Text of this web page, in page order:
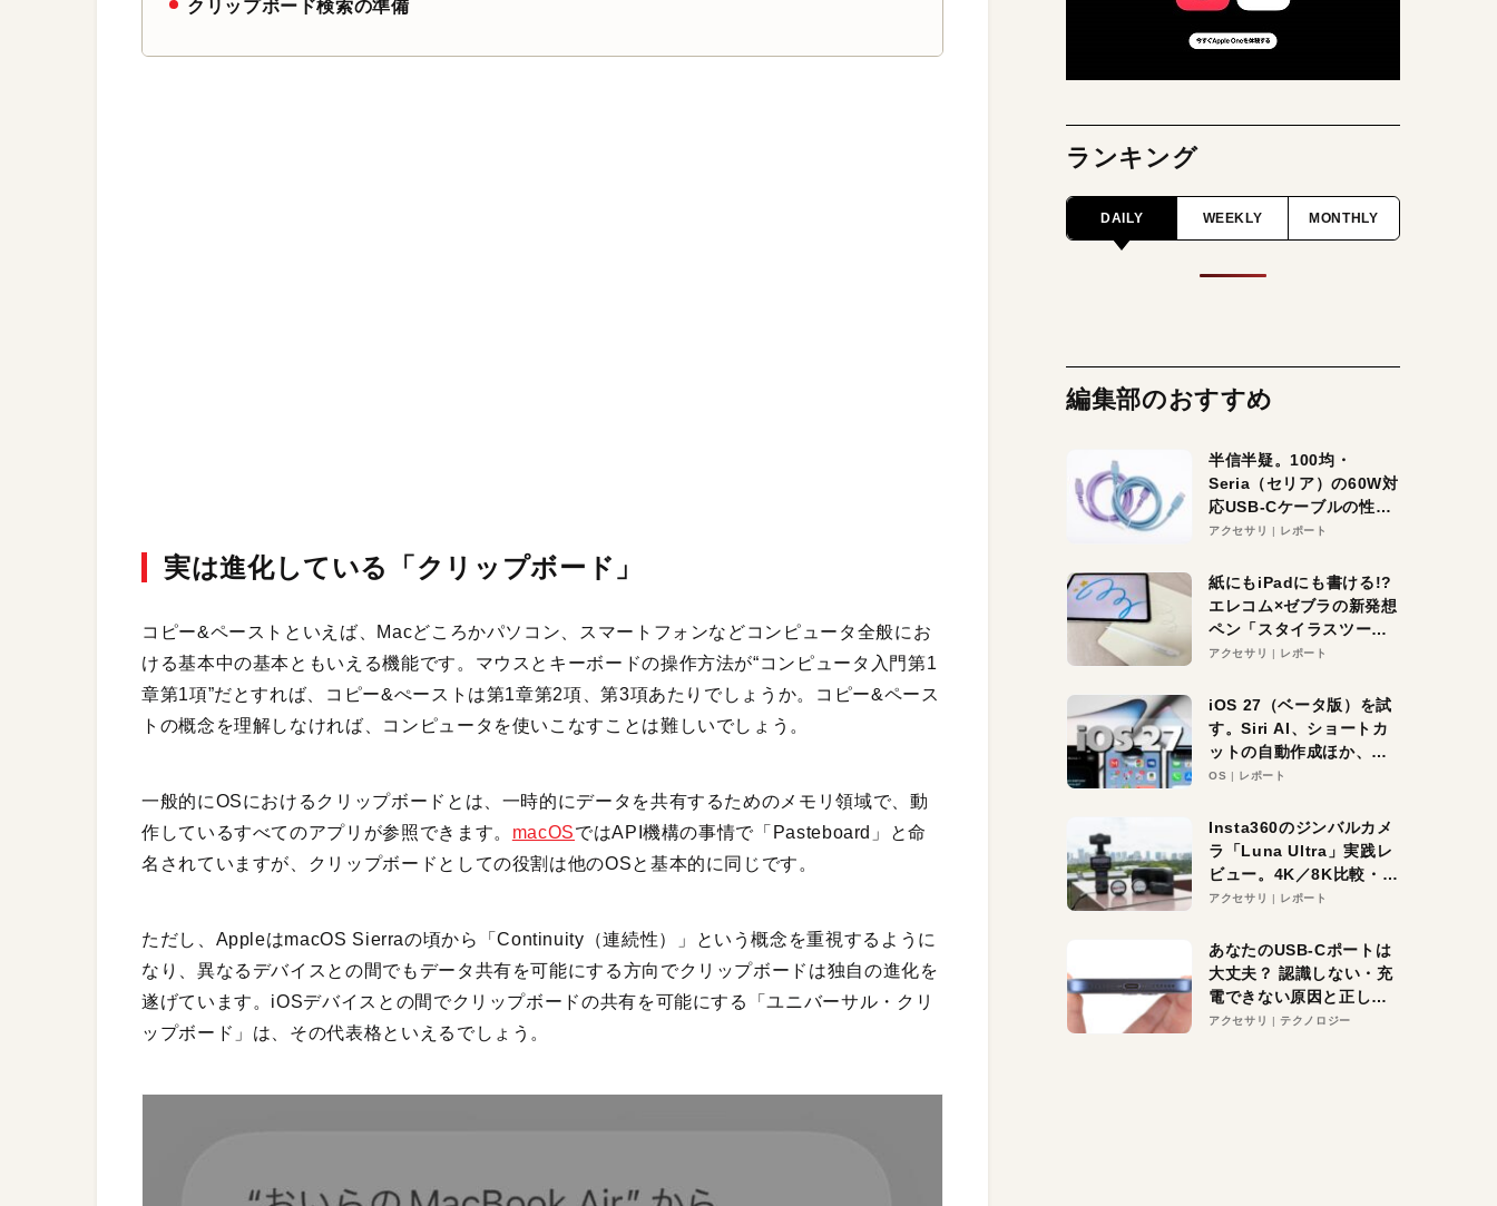
クリップボード検索の準備
実は進化している「クリップボード」
コピー&ペーストといえば、Macどころかパソコン、スマートフォンなどコンピュータ全般にお
ける基本中の基本ともいえる機能です。マウスとキーボードの操作方法が“コンピュータ入門第1
章第1項”だとすれば、コピー&ぺーストは第1章第2項、第3項あたりでしょうか。コピー&ペース
トの概念を理解しなければ、コンピュータを使いこなすことは難しいでしょう。
一般的にOSにおけるクリップボードとは、一時的にデータを共有するためのメモリ領域で、動
作しているすべてのアプリが参照できます。 macOSではAPI機構の事情で「Pasteboard」と命
名されていますが、クリップボードとしての役割は他のOSと基本的に同じです。
ただし、AppleはmacOS Sierraの頃から「Continuity（連続性）」という概念を重視するように
なり、異なるデバイスとの間でもデータ共有を可能にする方向でクリップボードは独自の進化を
遂げています。iOSデバイスとの間でクリップボードの共有を可能にする「ユニバーサル・クリ
ップボード」は、その代表格といえるでしょう。
ランキング
DAILY WEEKLY MONTHLY
編集部のおすすめ
半信半疑。100均・
Seria（セリア）の60W対
応USB-Cケーブルの性能
を検証。超コスパの1本を
アクセサリ レポート
紙にもiPadにも書ける!?
エレコム×ゼブラの新発想
ペン「スタイラスツーウ
ェイ」レビュー。持ち替
アクセサリ レポート
iOS 27（ベータ版）を試
す。Siri AI、ショートカ
ットの自動作成ほか、期
待大の便利機能5選。
る未来はすぐそこ！
OS レポート
Insta360のジンバルカメ
ラ「Luna Ultra」実践レ
ビュー。4K／8K比較・ズ
ーム・夜間撮影をチェッ
アクセサリ レポート
あなたのUSB-Cポートは
大丈夫？ 認識しない・充
電できない原因と正しい
対策
アクセサリ テクノロジー